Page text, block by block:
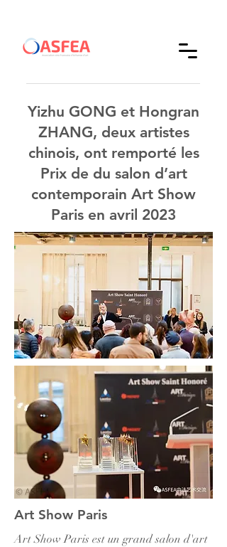
Yizhu GONG et Hongran
ZHANG, deux artistes
chinois, ont remporté les
Prix de du salon d’art
contemporain Art Show
Paris en avril 2023
Art Show Paris
Art Show Paris est un grand salon d'art